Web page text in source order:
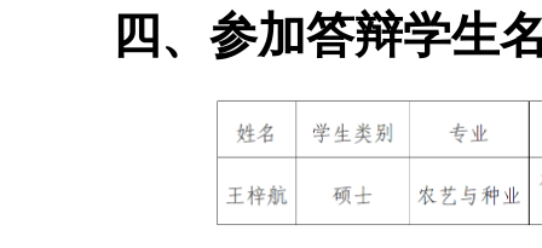
四、参加答辩学生